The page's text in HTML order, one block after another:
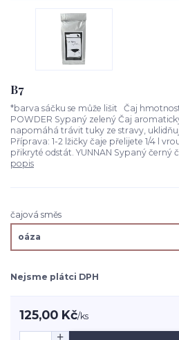
B7
*barva sáčku se může lišit Čaj
POWDER Sypaný zelený Čaj
napomáhá trávit tuky ze stravy,
Příprava: 1-2 lžičky čaje přelijete 1/4 l
přikryté odstát. YUNNAN Sypaný černý
popis
čajová směs
Nejsme plátci DPH
125,00 Kč/ks